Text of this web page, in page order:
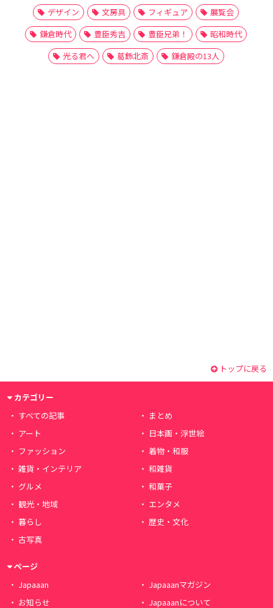
デザイン
文房具 フィギュア
展覧会
鎌倉時代
豊臣秀吉 豊臣兄弟！
昭和時代
光る君へ
葛飾北斎 鎌倉殿の13人
トップに戻る
カテゴリー
すべての記事
まとめ
アート
日本画・浮世絵
ファッション
着物・和服
雑貨・インテリア
和雑貨
グルメ
和菓子
観光・地域
エンタメ
暮らし
歴史・文化
古写真
ページ
Japaaan
Japaaanマガジン
お知らせ
Japaaanについて